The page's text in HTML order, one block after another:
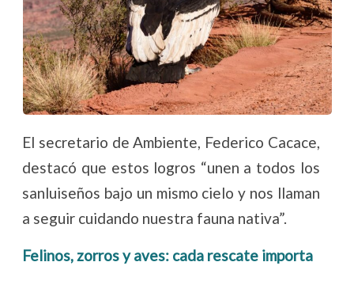
El secretario de Ambiente, Federico Cacace,
destacó que estos logros “unen a todos los
sanluiseños bajo un mismo cielo y nos llaman
a seguir cuidando nuestra fauna nativa”.
Felinos, zorros y aves: cada rescate importa